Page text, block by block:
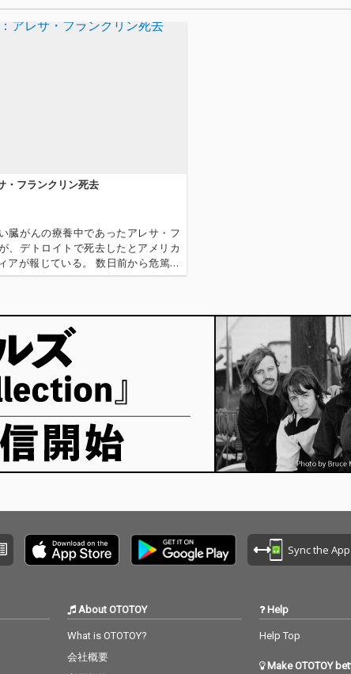
・フランクリン死去
臓がんの療養中であったアレサ・フ
、デトロイトで死去したとアメリカ
アが報じている。 数日前から危篤状
ていた。 享年は76歳。 そのゴスペ
Sync the App
About OTOTOY
What is OTOTOY?
会社概要
Help
Help Top
Make OTOTOY